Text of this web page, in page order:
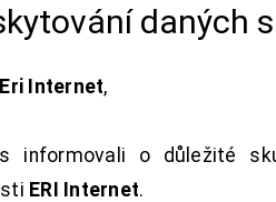
daných
Internet,
informovali o důležité
ERI Internet.